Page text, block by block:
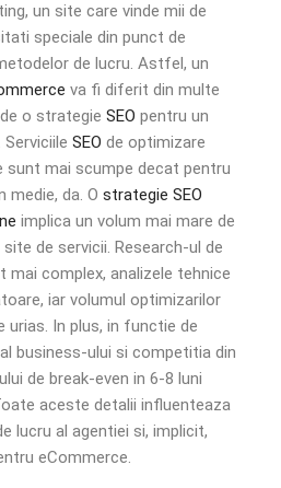
un site care vinde mii de
speciale din punct de
de lucru. Astfel, un
va fi diferit din multe
o strategie SEO pentru un
SEO de optimizare
sunt mai scumpe decat pentru
medie, da. O strategie SEO
implica un volum mai mare de
de servicii. Research-ul de
mai complex, analizele tehnice
iar volumul optimizarilor
In plus, in functie de
business-ului si competitia din
de break-even in 6-8 luni
aceste detalii influenteaza
lucru al agentiei si, implicit,
eCommerce.